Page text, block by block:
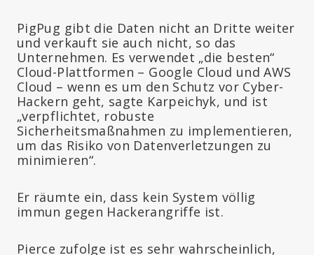
PigPug gibt die Daten nicht an Dritte weiter
und verkauft sie auch nicht, so das
Unternehmen. Es verwendet „die besten“
Cloud-Plattformen – Google Cloud und AWS
Cloud – wenn es um den Schutz vor Cyber-
Hackern geht, sagte Karpeichyk, und ist
„verpflichtet, robuste
Sicherheitsmaßnahmen zu implementieren,
um das Risiko von Datenverletzungen zu
minimieren“.
Er räumte ein, dass kein System völlig
immun gegen Hackerangriffe ist.
Pierce zufolge ist es sehr wahrscheinlich,